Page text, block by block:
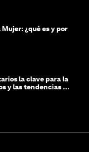
¿qué es y por
la clave para la
y las tendencias de